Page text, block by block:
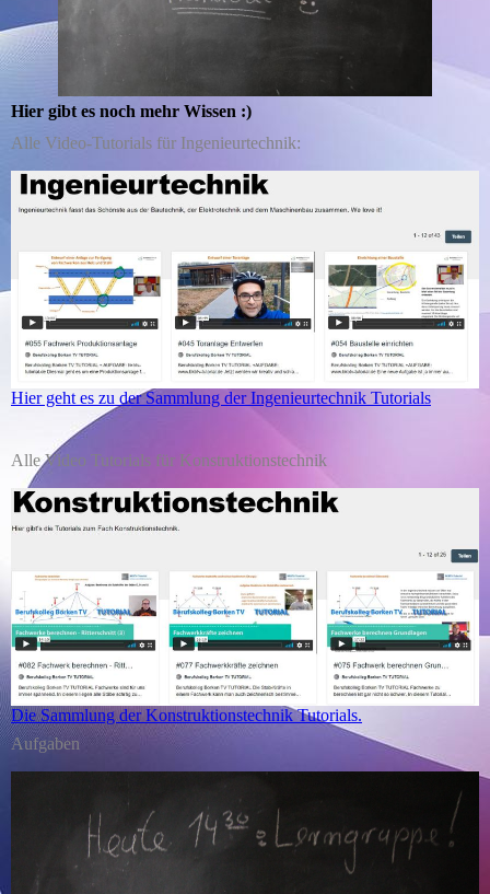
Hier gibt es noch mehr Wissen :)
Alle Video-Tutorials für Ingenieurtechnik:
Hier geht es zu der Sammlung der Ingenieurtechnik Tutorials
Alle Video Tutorials für Konstruktionstechnik
Die Sammlung der Konstruktionstechnik Tutorials.
Aufgaben